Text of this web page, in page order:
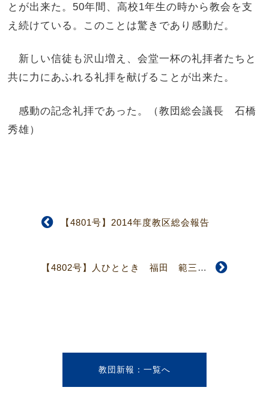
とが出来た。50年間、高校1年生の時から教会を支
え続けている。このことは驚きであり感動だ。
新しい信徒も沢山増え、会堂一杯の礼拝者たちと
共に力にあふれる礼拝を献げることが出来た。
感動の記念礼拝であった。（教団総会議長 石橋
秀雄）
【4801号】2014年度教区総会報告
【4802号】人ひととき 福田 範三さん 教会に仕える歩み
教団新報